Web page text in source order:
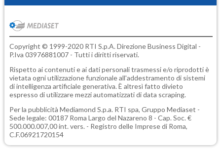
Copyright © 1999-2020 RTI S.p.A. Direzione Business Digital -
P.Iva 03976881007 - Tutti i diritti riservati.
Rispetto ai contenuti e ai dati personali trasmessi e/o riprodotti è
vietata ogni utilizzazione funzionale all'addestramento di sistemi
di intelligenza artificiale generativa. È altresì fatto divieto
espresso di utilizzare mezzi automatizzati di data scraping.
Per la pubblicità Mediamond S.p.a. RTI spa, Gruppo Mediaset -
Sede legale: 00187 Roma Largo del Nazareno 8 - Cap. Soc. €
500.000.007,00 int. vers. - Registro delle Imprese di Roma,
C.F.06921720154